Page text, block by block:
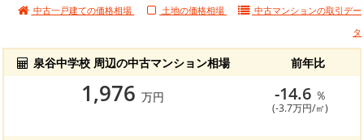
中古一戸建ての価格相場 土地の価格相場 中古マンションの取引デー
タ
泉谷中学校 周辺の中古マンション相場 前年比
1,976 万円 -14.6 ％
(-3.7万円/㎡)